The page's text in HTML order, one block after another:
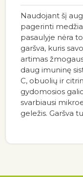
Naudojant šį
pagerinti
pasaulyje nėra
garšva, kuris
artimas
daug imuninę
C, obuolių ir
gydomosios
svarbiausi
geležis. Garšva